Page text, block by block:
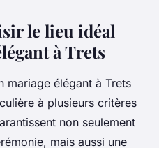
le lieu idéal
à Trets
mariage élégant à Trets
à plusieurs critères
non seulement
mais aussi une